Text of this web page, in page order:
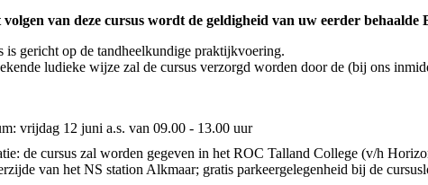
van deze cursus wordt de geldigheid van uw eerder
is gericht op de tandheelkundige praktijkvoering.
ludieke wijze zal de cursus verzorgd worden door de (bij ons
vrijdag 12 juni a.s. van 09.00 - 13.00 uur
de cursus zal worden gegeven in het ROC Talland College (v/h
van het NS station Alkmaar; gratis parkeergelegenheid bij de